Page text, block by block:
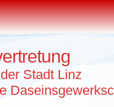
Stadt Linz